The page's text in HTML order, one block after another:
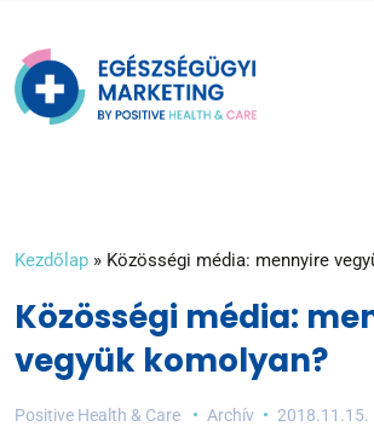
Kezdőlap » Közösségi média: mennyire
Közösségi média:
vegyük komolyan?
Positive Health & Care Archív 2018.11.15.